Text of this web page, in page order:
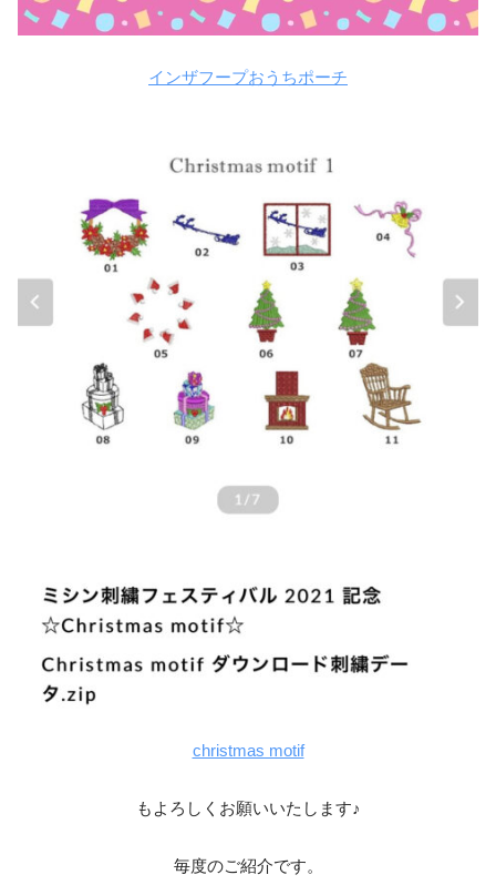
インザフープおうちポーチ
christmas motif
もよろしくお願いいたします♪
毎度のご紹介です。